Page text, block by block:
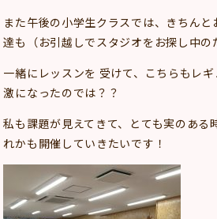
また午後の小学生クラスでは、きちん
達も（お引越しでスタジオをお探し中の
一緒にレッスンを 受けて、こちらもレ
激になったのでは？？
私も課題が見えてきて、とても実のある
れかも開催していきたいです！